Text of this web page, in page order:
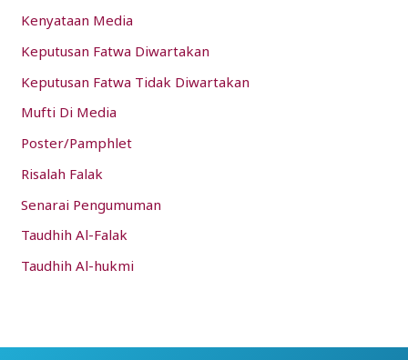
Kenyataan Media
Keputusan Fatwa Diwartakan
Keputusan Fatwa Tidak Diwartakan
Mufti Di Media
Poster/Pamphlet
Risalah Falak
Senarai Pengumuman
Taudhih Al-Falak
Taudhih Al-hukmi